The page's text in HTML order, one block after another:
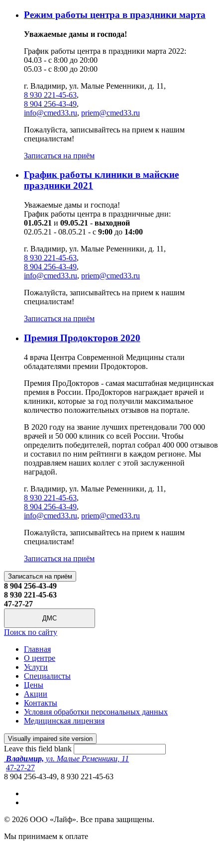
Режим работы центра в праздники марта
Уважаемые дамы и господа!
График работы центра в праздники марта 2022:
04.03 - с 8:00 до 20:00
05.03 - с 8:00 до 20:00
г. Владимир, ул. Малые Ременники, д. 11,
8 930 221-45-63,
8 904 256-43-49,
info@cmed33.ru, priem@cmed33.ru
Пожалуйста, записывайтесь на прием к нашим
специалистам!
Записаться на приём
График работы клиники в майские
праздники 2021
Уважаемые дамы и господа!
График работы центра в праздничные дни:
01.05.21 и 09.05.21 - выходной
02.05.21 - 08.05.21 - с 9:00 до 14:00
г. Владимир, ул. Малые Ременники, д. 11,
8 930 221-45-63,
8 904 256-43-49,
info@cmed33.ru, priem@cmed33.ru
Пожалуйста, записывайтесь на прием к нашим
специалистам!
Записаться на приём
Премия Продокторов 2020
4 врача Центра Современной Медицины стали
обладателями премии Продокторов.
Премия ПроДокторов - самая масштабная медицинская
премия в России. ПроДокторов награждает врачей и
клиники, которые за год получили максимальное
количество положительных отзывов на портале.
В 2020 году на звание лучших претендовали 700 000
врачей и 50 000 клиник со всей России. Чтобы
определить победителей, портал собрал 400 000 отзывов
и составил по ним рейтинги в каждом регионе. Мы
поздравляем наших коллег с этой заслуженной
наградой.
г. Владимир, ул. Малые Ременники, д. 11,
8 930 221-45-63,
8 904 256-43-49,
info@cmed33.ru, priem@cmed33.ru
Пожалуйста, записывайтесь на прием к нашим
специалистам!
Записаться на приём
Записаться на приём
8 904 256-43-49
8 930 221-45-63
47-27-27
ДМС
Поиск по сайту
Главная
О центре
Услуги
Специалисты
Цены
Акции
Контакты
Условия обработки персональных данных
Медицинская лицензия
Leave this field blank
Владимир, ул. Малые Ременники, 11
47-27-27
8 904 256-43-49, 8 930 221-45-63
© 2026 ООО «Лайф». Все права защищены.
Мы принимаем к оплате